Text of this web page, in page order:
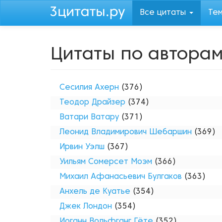
Все цитаты
Цитаты по авторам
Сесилия Ахерн (376)
Теодор Драйзер (374)
Ватари Ватару (371)
Леонид Владимирович Шебаршин (369)
Ирвин Уэлш (367)
Уильям Сомерсет Моэм (366)
Михаил Афанасьевич Булгаков (363)
Анхель де Куатье (354)
Джек Лондон (354)